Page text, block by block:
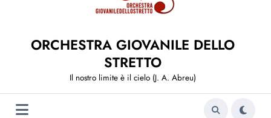
ORCHESTRA GIOVANILE DELLO
STRETTO
Il nostro limite è il cielo (J. A. Abreu)